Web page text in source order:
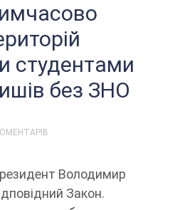
студентами
без ЗНО
Володимир
Закон.